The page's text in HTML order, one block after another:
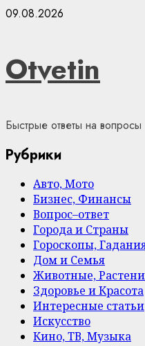
Skip
09.08.2026
Otvetin
Быстрые ответы на вопросы
Рубрики
Авто, Мото
Бизнес, Финансы
Вопрос–ответ
Города и Страны
Гороскопы,
Дом и Семья
Животные,
Здоровье и Красота
Интересные статьи
Искусство
Кино, ТВ, Музыка